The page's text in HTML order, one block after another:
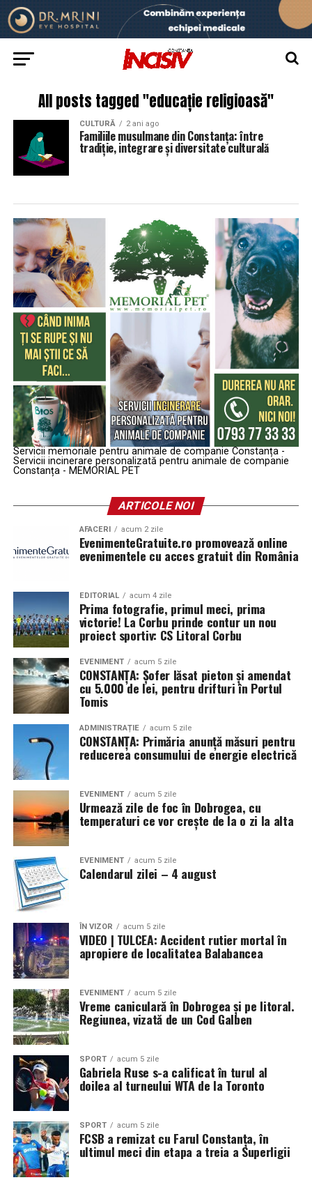
All posts tagged "educație religioasă"
CULTURĂ 2 ani ago
Familiile musulmane din Constanța: între
tradiție, integrare și diversitate culturală
Servicii memoriale pentru animale de companie Constanța -
Servicii incinerare personalizată pentru animale de companie
Constanța - MEMORIAL PET
ARTICOLE NOI
AFACERI acum 2 zile
EvenimenteGratuite.ro promovează online
evenimentele cu acces gratuit din România
EDITORIAL acum 4 zile
Prima fotografie, primul meci, prima
victorie! La Corbu prinde contur un nou
proiect sportiv: CS Litoral Corbu
EVENIMENT acum 5 zile
CONSTANȚA: Șofer lăsat pieton și amendat
cu 5.000 de lei, pentru drifturi în Portul
Tomis
ADMINISTRAȚIE acum 5 zile
CONSTANȚA: Primăria anunță măsuri pentru
reducerea consumului de energie electrică
EVENIMENT acum 5 zile
Urmează zile de foc în Dobrogea, cu
temperaturi ce vor crește de la o zi la alta
EVENIMENT acum 5 zile
Calendarul zilei – 4 august
ÎN VIZOR acum 5 zile
VIDEO | TULCEA: Accident rutier mortal în
apropiere de localitatea Balabancea
EVENIMENT acum 5 zile
Vreme caniculară în Dobrogea și pe litoral.
Regiunea, vizată de un Cod Galben
SPORT acum 5 zile
Gabriela Ruse s-a calificat în turul al
doilea al turneului WTA de la Toronto
SPORT acum 5 zile
FCSB a remizat cu Farul Constanța, în
ultimul meci din etapa a treia a Superligii